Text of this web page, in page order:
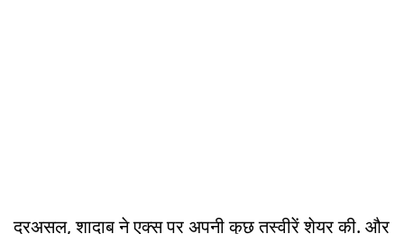
दरअसल, शादाब ने एक्स पर अपनी कुछ तस्वीरें शेयर की. और